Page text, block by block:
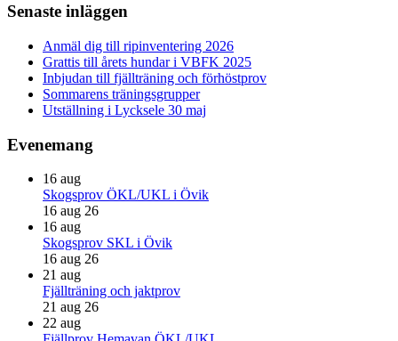
Primärt
sidofält
Senaste inläggen
Anmäl dig till ripinventering 2026
Grattis till årets hundar i VBFK 2025
Inbjudan till fjällträning och förhöstprov
Sommarens träningsgrupper
Utställning i Lycksele 30 maj
Evenemang
16 aug
Skogsprov ÖKL/UKL i Övik
16 aug 26
16 aug
Skogsprov SKL i Övik
16 aug 26
21 aug
Fjällträning och jaktprov
21 aug 26
22 aug